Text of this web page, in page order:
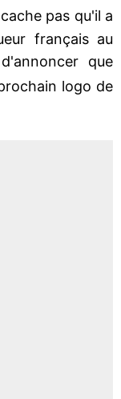
pas qu'il a
français au
que
logo de